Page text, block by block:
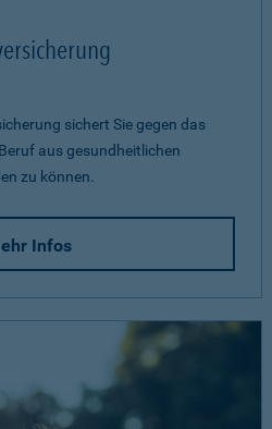
sichert Sie gegen das
aus gesundheitlichen
zu können.
Infos